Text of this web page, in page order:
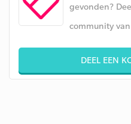
gevonden?
community
DEEL EEN